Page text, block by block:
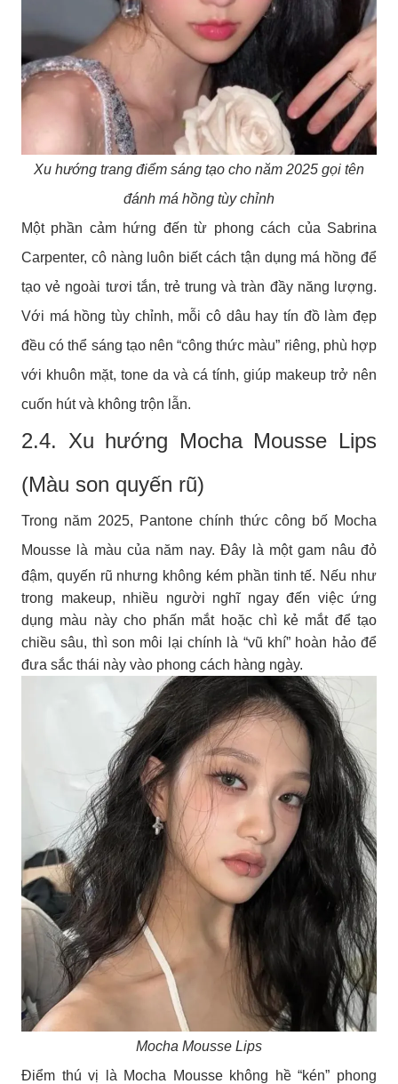
Xu hướng trang điểm sáng tạo cho năm 2025 gọi tên
đánh má hồng tùy chỉnh
Một phần cảm hứng đến từ phong cách của Sabrina
Carpenter, cô nàng luôn biết cách tận dụng má hồng để
tạo vẻ ngoài tươi tắn, trẻ trung và tràn đầy năng lượng.
Với má hồng tùy chỉnh, mỗi cô dâu hay tín đồ làm đẹp
đều có thể sáng tạo nên “công thức màu” riêng, phù hợp
với khuôn mặt, tone da và cá tính, giúp makeup trở nên
cuốn hút và không trộn lẫn.
2.4. Xu hướng Mocha Mousse Lips
(Màu son quyến rũ)
Trong năm 2025, Pantone chính thức công bố Mocha
Mousse là màu của năm nay. Đây là một gam nâu đỏ
đậm, quyến rũ nhưng không kém phần tinh tế. Nếu như
trong makeup, nhiều người nghĩ ngay đến việc ứng
dụng màu này cho phấn mắt hoặc chì kẻ mắt để tạo
chiều sâu, thì son môi lại chính là “vũ khí” hoàn hảo để
đưa sắc thái này vào phong cách hàng ngày.
Mocha Mousse Lips
Điểm thú vị là Mocha Mousse không hề “kén” phong